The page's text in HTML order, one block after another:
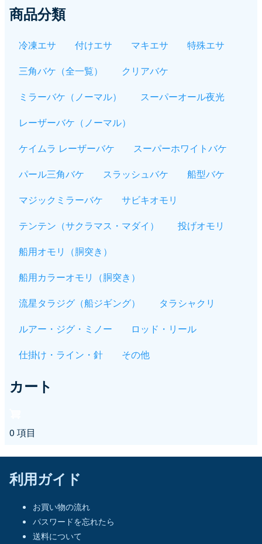
商品分類
冷凍エサ 付けエサ マキエサ
特殊エサ
三角バケ（全一覧）
クリアバケ
ミラーバケ（ノーマル）
スーパーオール夜光
レーザーバケ（ノーマル）
ケイムラ レーザーバケ
スーパーホワイトバケ
パール三角バケ
スラッシュバケ
船型バケ
マジックミラーバケ
サビキオモリ
テンテン（サクラマス・マダイ）
投げオモリ
船用オモリ（胴突き）
船用カラーオモリ（胴突き）
流星タラジグ（船ジギング）
タラシャクリ
ルアー・ジグ・ミノー
ロッド・リール
仕掛け・ライン・針
その他
カート
0 項目
利用ガイド
お買い物の流れ
パスワードを忘れたら
送料について